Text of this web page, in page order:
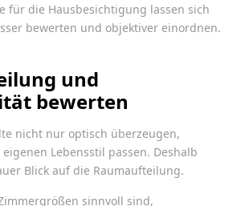
für die Hausbesichtigung lassen sich
bewerten und objektiver einordnen.
und
bewerten
nicht nur optisch überzeugen,
Lebensstil passen. Deshalb
Blick auf die Raumaufteilung.
sinnvoll sind,